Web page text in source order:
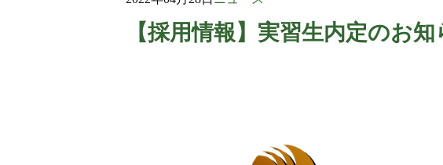
【採用情報】実習生内定のお知